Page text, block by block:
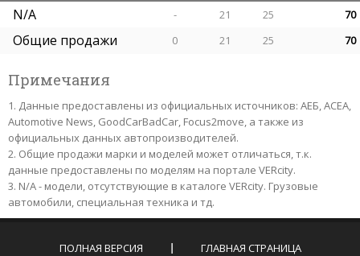
N/A - 21 25 70
Общие продажи 0 21 25 70
Примечания
Данные предоставлены из официальных источников: АЕБ, АСЕА,
Automotive News, GoodCarBadCar, Focus2move, а также из
официальных данных автопроизводителей.
Общие продажи марки и моделей может отличаться, т.к.
данные предоставлены по моделям на портале VERcity.
N/A - модели, отсутствующие в каталоге VERcity. Грузовые
автомобили, специальная техника и тд.
ПОЛНАЯ ВЕРСИЯ ГЛАВНАЯ СТРАНИЦА